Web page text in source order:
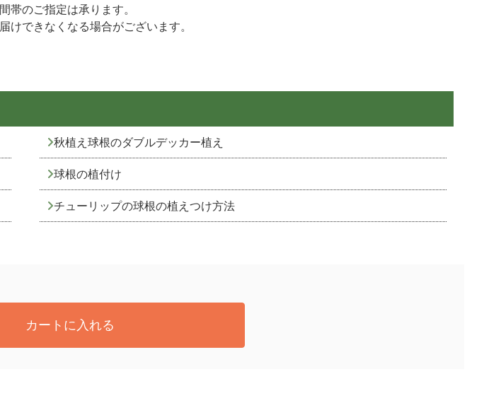
帯のご指定は承ります。
できなくなる場合がございます。
秋植え球根のダブルデッカー植え
球根の植付け
チューリップの球根の植えつけ方法
カートに入れる